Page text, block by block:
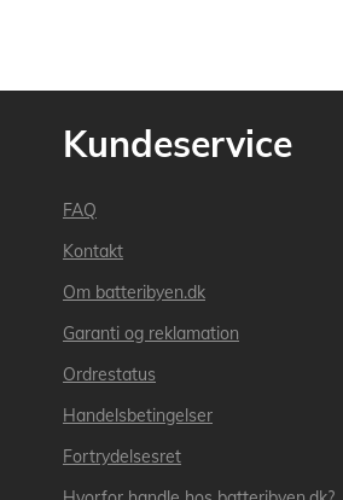
Kundeservice
FAQ
Kontakt
Om batteribyen.dk
Garanti og reklamation
Ordrestatus
Handelsbetingelser
Fortrydelsesret